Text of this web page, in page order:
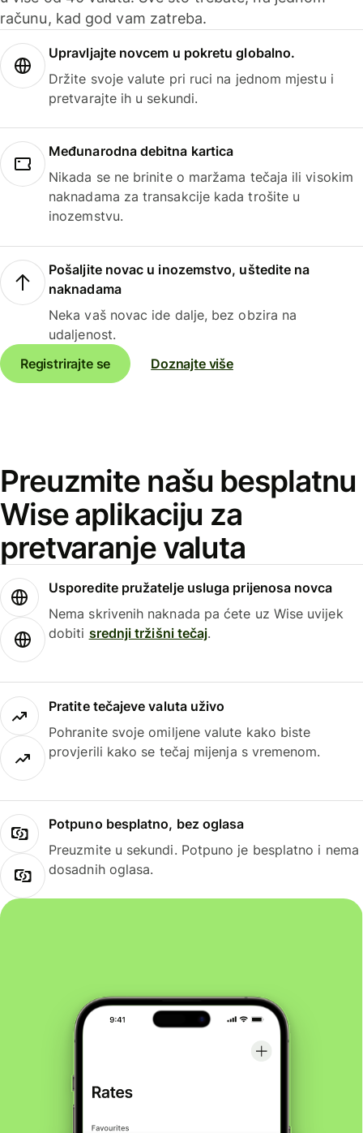
računu, kad god vam zatreba.
Upravljajte novcem u pokretu globalno.
Držite svoje valute pri ruci na jednom mjestu i
pretvarajte ih u sekundi.
Međunarodna debitna kartica
Nikada se ne brinite o maržama tečaja ili visokim
naknadama za transakcije kada trošite u
inozemstvu.
Pošaljite novac u inozemstvo, uštedite na
naknadama
Neka vaš novac ide dalje, bez obzira na
udaljenost.
Registrirajte se
Doznajte više
Preuzmite našu besplatnu
Wise aplikaciju za
pretvaranje valuta
Usporedite pružatelje usluga prijenosa novca
Nema skrivenih naknada pa ćete uz Wise uvijek
dobiti srednji tržišni tečaj.
Pratite tečajeve valuta uživo
Pohranite svoje omiljene valute kako biste
provjerili kako se tečaj mijenja s vremenom.
Potpuno besplatno, bez oglasa
Preuzmite u sekundi. Potpuno je besplatno i nema
dosadnih oglasa.